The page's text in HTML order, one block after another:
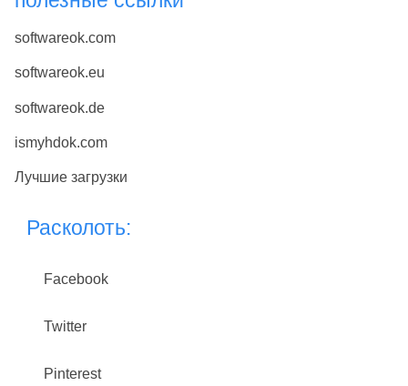
softwareok.com
softwareok.eu
softwareok.de
ismyhdok.com
Лучшие загрузки
Расколоть:
Facebook
Twitter
Pinterest